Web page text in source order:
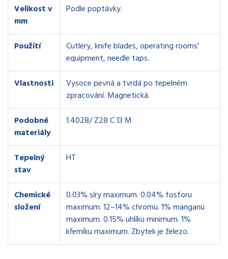
Velikost v
mm
Podle poptávky.
Použití
Cutlery, knife blades, operating rooms'
equipment, needle taps.
Vlastnosti
Vysoce pevná a tvrdá po tepelném
zpracování. Magnetická.
Podobné
materiály
1.4028/ Z28 C 13 M
Tepelný
stav
HT
Chemické
složení
0.03% síry maximum. 0.04% fosforu
maximum. 12–14% chromu. 1% manganu
maximum. 0.15% uhlíku minimum. 1%
křemíku maximum. Zbytek je železo.